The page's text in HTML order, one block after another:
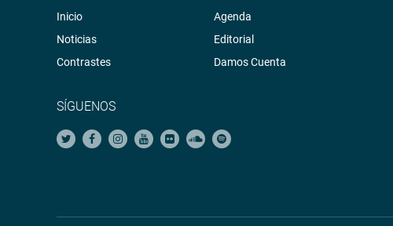
Inicio
Noticias
Contrastes
Agenda
Editorial
Damos Cuenta
SÍGUENOS